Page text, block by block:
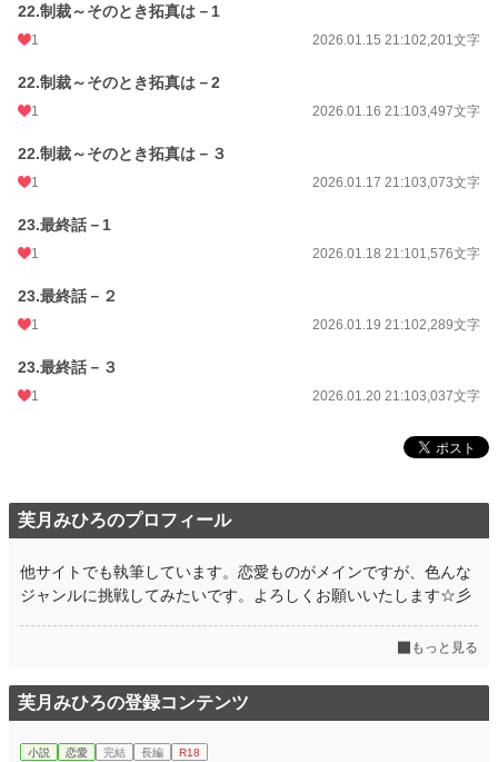
22.制裁～そのとき拓真は－1
1 2026.01.15 21:102,201文字
22.制裁～そのとき拓真は－2
1 2026.01.16 21:103,497文字
22.制裁～そのとき拓真は－３
1 2026.01.17 21:103,073文字
23.最終話－1
1 2026.01.18 21:101,576文字
23.最終話－２
1 2026.01.19 21:102,289文字
23.最終話－３
1 2026.01.20 21:103,037文字
芙月みひろのプロフィール
他サイトでも執筆しています。恋愛ものがメインですが、色んな
ジャンルに挑戦してみたいです。よろしくお願いいたします☆彡
もっと見る
芙月みひろの登録コンテンツ
小説 恋愛 完結 長編 R18